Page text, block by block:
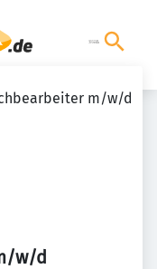
m/w/d
w/d